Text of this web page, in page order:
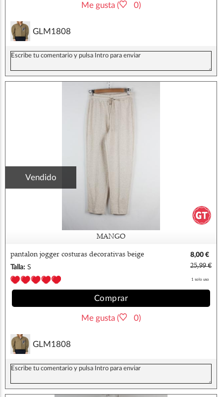
Me gusta ( 0)
GLM1808
Vendido
MANGO
pantalon jogger costuras decorativas beige
mango
8,00 €
Talla: S 25,99 €
1 solo uso
Comprar
Me gusta ( 0)
GLM1808